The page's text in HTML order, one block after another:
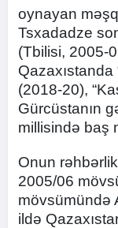
oynayan
Tsxadadze
(Tbilisi, 2005-
Qazaxıstanda
(2018-20),
Gürcüstanın
millisində baş
Onun
2005/06
mövsümündə
ildə